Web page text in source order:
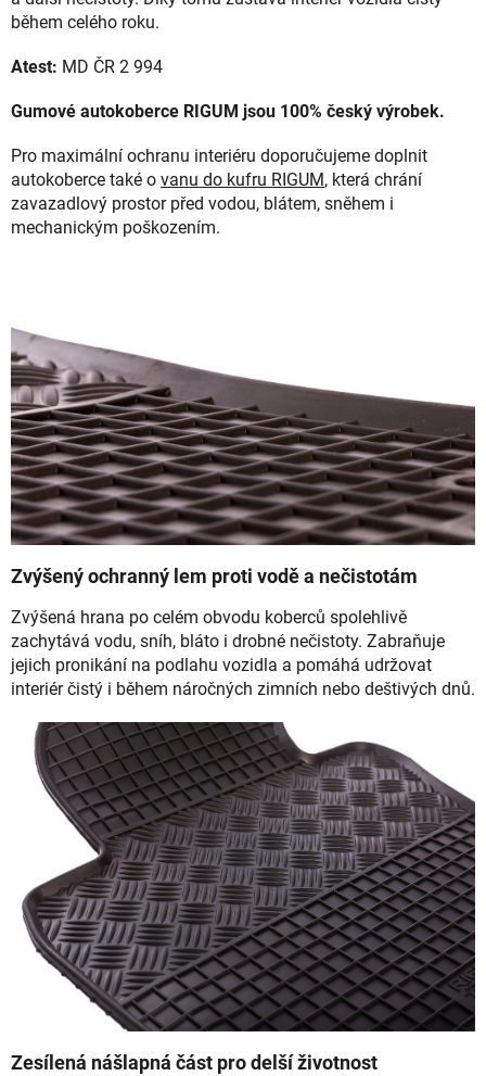
během celého roku.
Atest: MD ČR 2 994
Gumové autokoberce RIGUM jsou 100% český výrobek.
Pro maximální ochranu interiéru doporučujeme doplnit
autokoberce také o vanu do kufru RIGUM, která chrání
zavazadlový prostor před vodou, blátem, sněhem i
mechanickým poškozením.
Zvýšený ochranný lem proti vodě a nečistotám
Zvýšená hrana po celém obvodu koberců spolehlivě
zachytává vodu, sníh, bláto i drobné nečistoty. Zabraňuje
jejich pronikání na podlahu vozidla a pomáhá udržovat
interiér čistý i během náročných zimních nebo deštivých dnů.
Zesílená nášlapná část pro delší životnost